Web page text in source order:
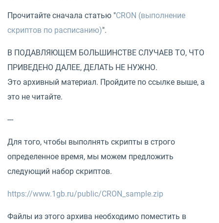
Прочитайте сначала статью "CRON (выполнение
скриптов по расписанию)".
В ПОДАВЛЯЮЩЕМ БОЛЬШИНСТВЕ СЛУЧАЕВ ТО, ЧТО
ПРИВЕДЕНО ДАЛЕЕ, ДЕЛАТЬ НЕ НУЖНО.
Это архивный материал. Пройдите по ссылке выше, а
это не читайте.
---
Для того, чтобы выполнять скрипты в строго
определенное время, мы можем предложить
следующий набор скриптов.
https://www.1gb.ru/public/CRON_sample.zip
Файлы из этого архива необходимо поместить в